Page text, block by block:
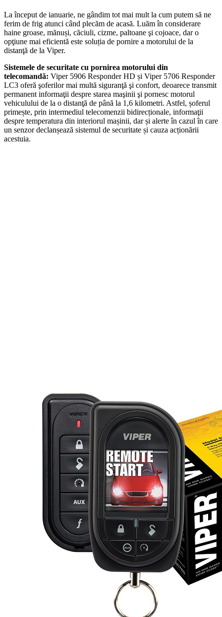
La început de ianuarie, ne gândim tot mai mult la cum putem să ne
ferim de frig atunci când plecăm de acasă. Luăm în considerare
haine groase, mănuși, căciuli, cizme, paltoane şi cojoace, dar o
opţiune mai eficientă este soluția de pornire a motorului de la
distanţă de la Viper.
Sistemele de securitate cu pornirea motorului din
telecomandă: Viper 5906 Responder HD și Viper 5706 Responder
LC3 oferă şoferilor mai multă siguranţă şi confort, deoarece transmit
permanent informaţii despre starea maşinii şi pornesc motorul
vehiculului de la o distanţă de până la 1,6 kilometri. Astfel, șoferul
primește, prin intermediul telecomenzii bidirecționale, informaţii
despre temperatura din interiorul mașinii, dar și alerte în cazul în care
un senzor declanșează sistemul de securitate și cauza acționării
acestuia.